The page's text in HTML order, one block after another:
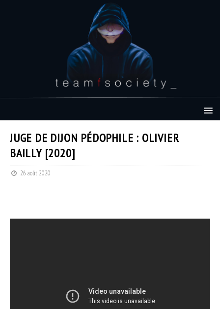
JUGE DE DIJON PÉDOPHILE : OLIVIER
BAILLY [2020]
26 août 2020